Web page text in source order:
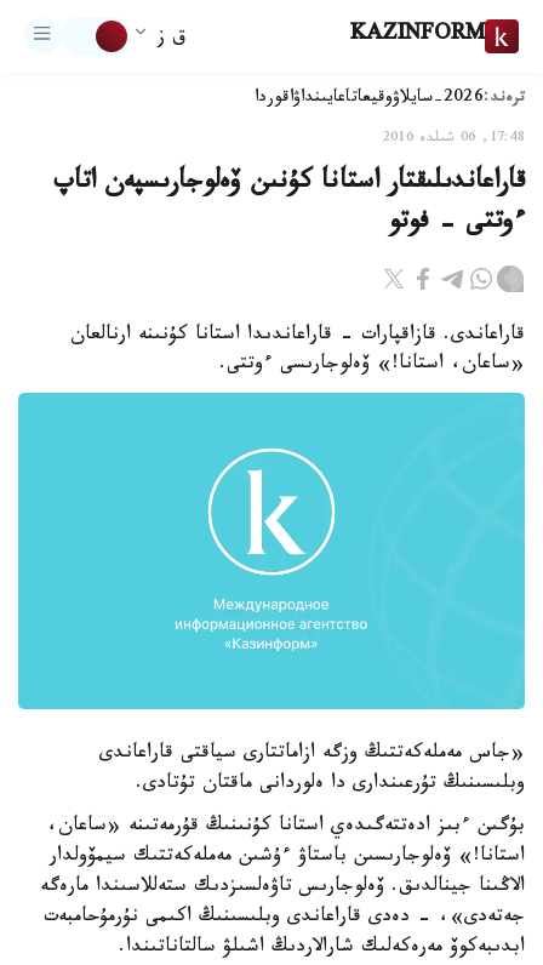
KAZINFORM ق ز
ترەند:2026-سايلاۋ وقيعاتاعايىنداۋاقوردا
17:48, 06 شىلدە 2016
قاراعاندىلىقتار استانا كۇنىن ۆەلوجارىسپەن اتاپ
ءوتتى - فوتو
قاراعاندى. قازاقپارات - قاراعاندىدا استانا كۇنىنە ارنالعان
«ساعان، استانا!» ۆەلوجارىسى ءوتتى.
«جاس مەملەكەتتىڭ وزگە ازاماتتارى سياقتى قاراعاندى
وبلىسىنىڭ تۇرعىندارى دا ەلوردانى ماقتان تۇتادى.
بۇگىن ءبىز ادەتتەگىدەي استانا كۇنىنىڭ قۇرمەتىنە «ساعان،
استانا!» ۆەلوجارىسىن باستاۋ ءۇشىن مەملەكەتتىك سيمۆولدار
الاڭىنا جينالدىق. ۆەلوجارىس تاۋەلسىزدىك ستەللاسىندا مارەگە
جەتەدى»، - دەدى قاراعاندى وبلىسىنىڭ اكىمى نۇرمۇحامبەت
ابدىبەكوۆ مەرەكەلىك شارالاردىڭ اشىلۋ سالتاناتىندا.